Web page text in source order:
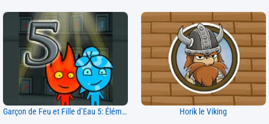
Garçon de Feu et Fille d’Eau 5: Éléments Horik le Viking